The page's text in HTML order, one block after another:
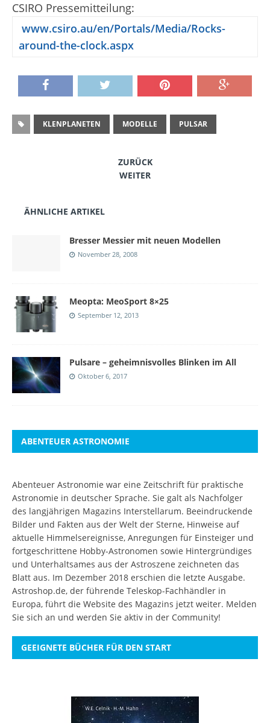
CSIRO Pressemitteilung:
www.csiro.au/en/Portals/Media/Rocks-
around-the-clock.aspx
KLENPLANETEN MODELLE PULSAR
ZURÜCK
WEITER
ÄHNLICHE ARTIKEL
Bresser Messier mit neuen Modellen
November 28, 2008
Meopta: MeoSport 8×25
September 12, 2013
Pulsare – geheimnisvolles Blinken im All
Oktober 6, 2017
ABENTEUER ASTRONOMIE
Abenteuer Astronomie war eine Zeitschrift für praktische
Astronomie in deutscher Sprache. Sie galt als Nachfolger
des langjährigen Magazins Interstellarum. Beeindruckende
Bilder und Fakten aus der Welt der Sterne, Hinweise auf
aktuelle Himmelsereignisse, Anregungen für Einsteiger und
fortgeschrittene Hobby-Astronomen sowie Hintergründiges
und Unterhaltsames aus der Astroszene zeichneten das
Blatt aus. Im Dezember 2018 erschien die letzte Ausgabe.
Astroshop.de, der führende Teleskop-Fachhändler in
Europa, führt die Website des Magazins jetzt weiter. Melden
Sie sich an und werden Sie aktiv in der Community!
GEEIGNETE BÜCHER FÜR DEN START